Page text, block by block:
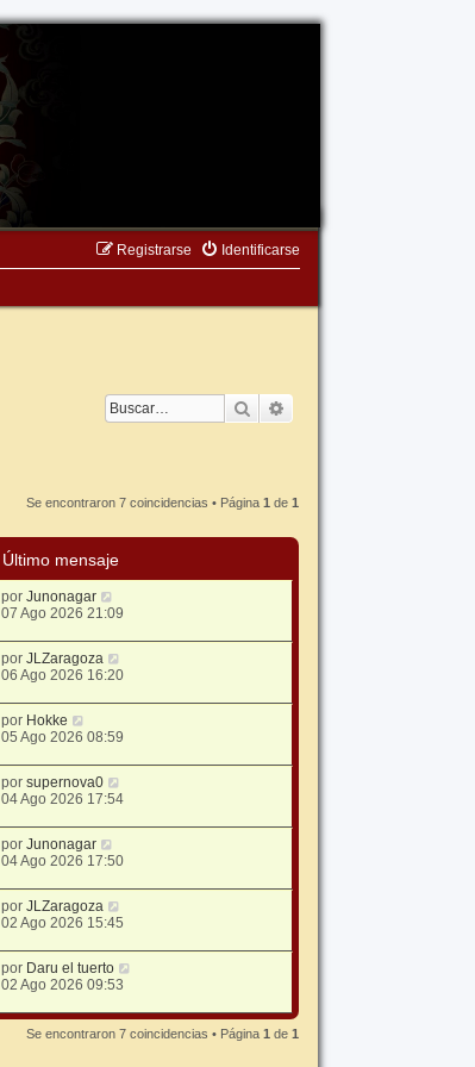
Identificarse
Registrarse
Buscar
Se encontraron 7 coincidencias • Página1 de1
Último mensaje
porJunonagar
07 Ago 2026 21:09
porJLZaragoza
06 Ago 2026 16:20
por Hokke
05 Ago 2026 08:59
porsupernova0
04 Ago 2026 17:54
porJunonagar
04 Ago 2026 17:50
porJLZaragoza
02 Ago 2026 15:45
por Daru el tuerto
02 Ago 2026 09:53
Se encontraron 7 coincidencias • Página1 de1